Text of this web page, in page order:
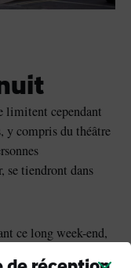
limitent cependant
y compris du théâtre
se tiendront dans
ce long week-end,